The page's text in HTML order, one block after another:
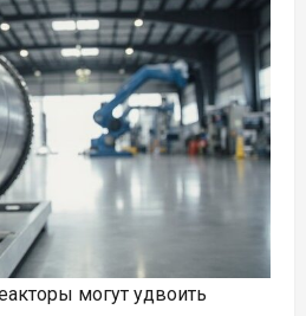
могут удвоить